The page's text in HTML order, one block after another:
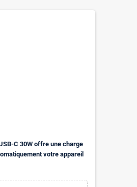
C 30W offre une charge
votre appareil